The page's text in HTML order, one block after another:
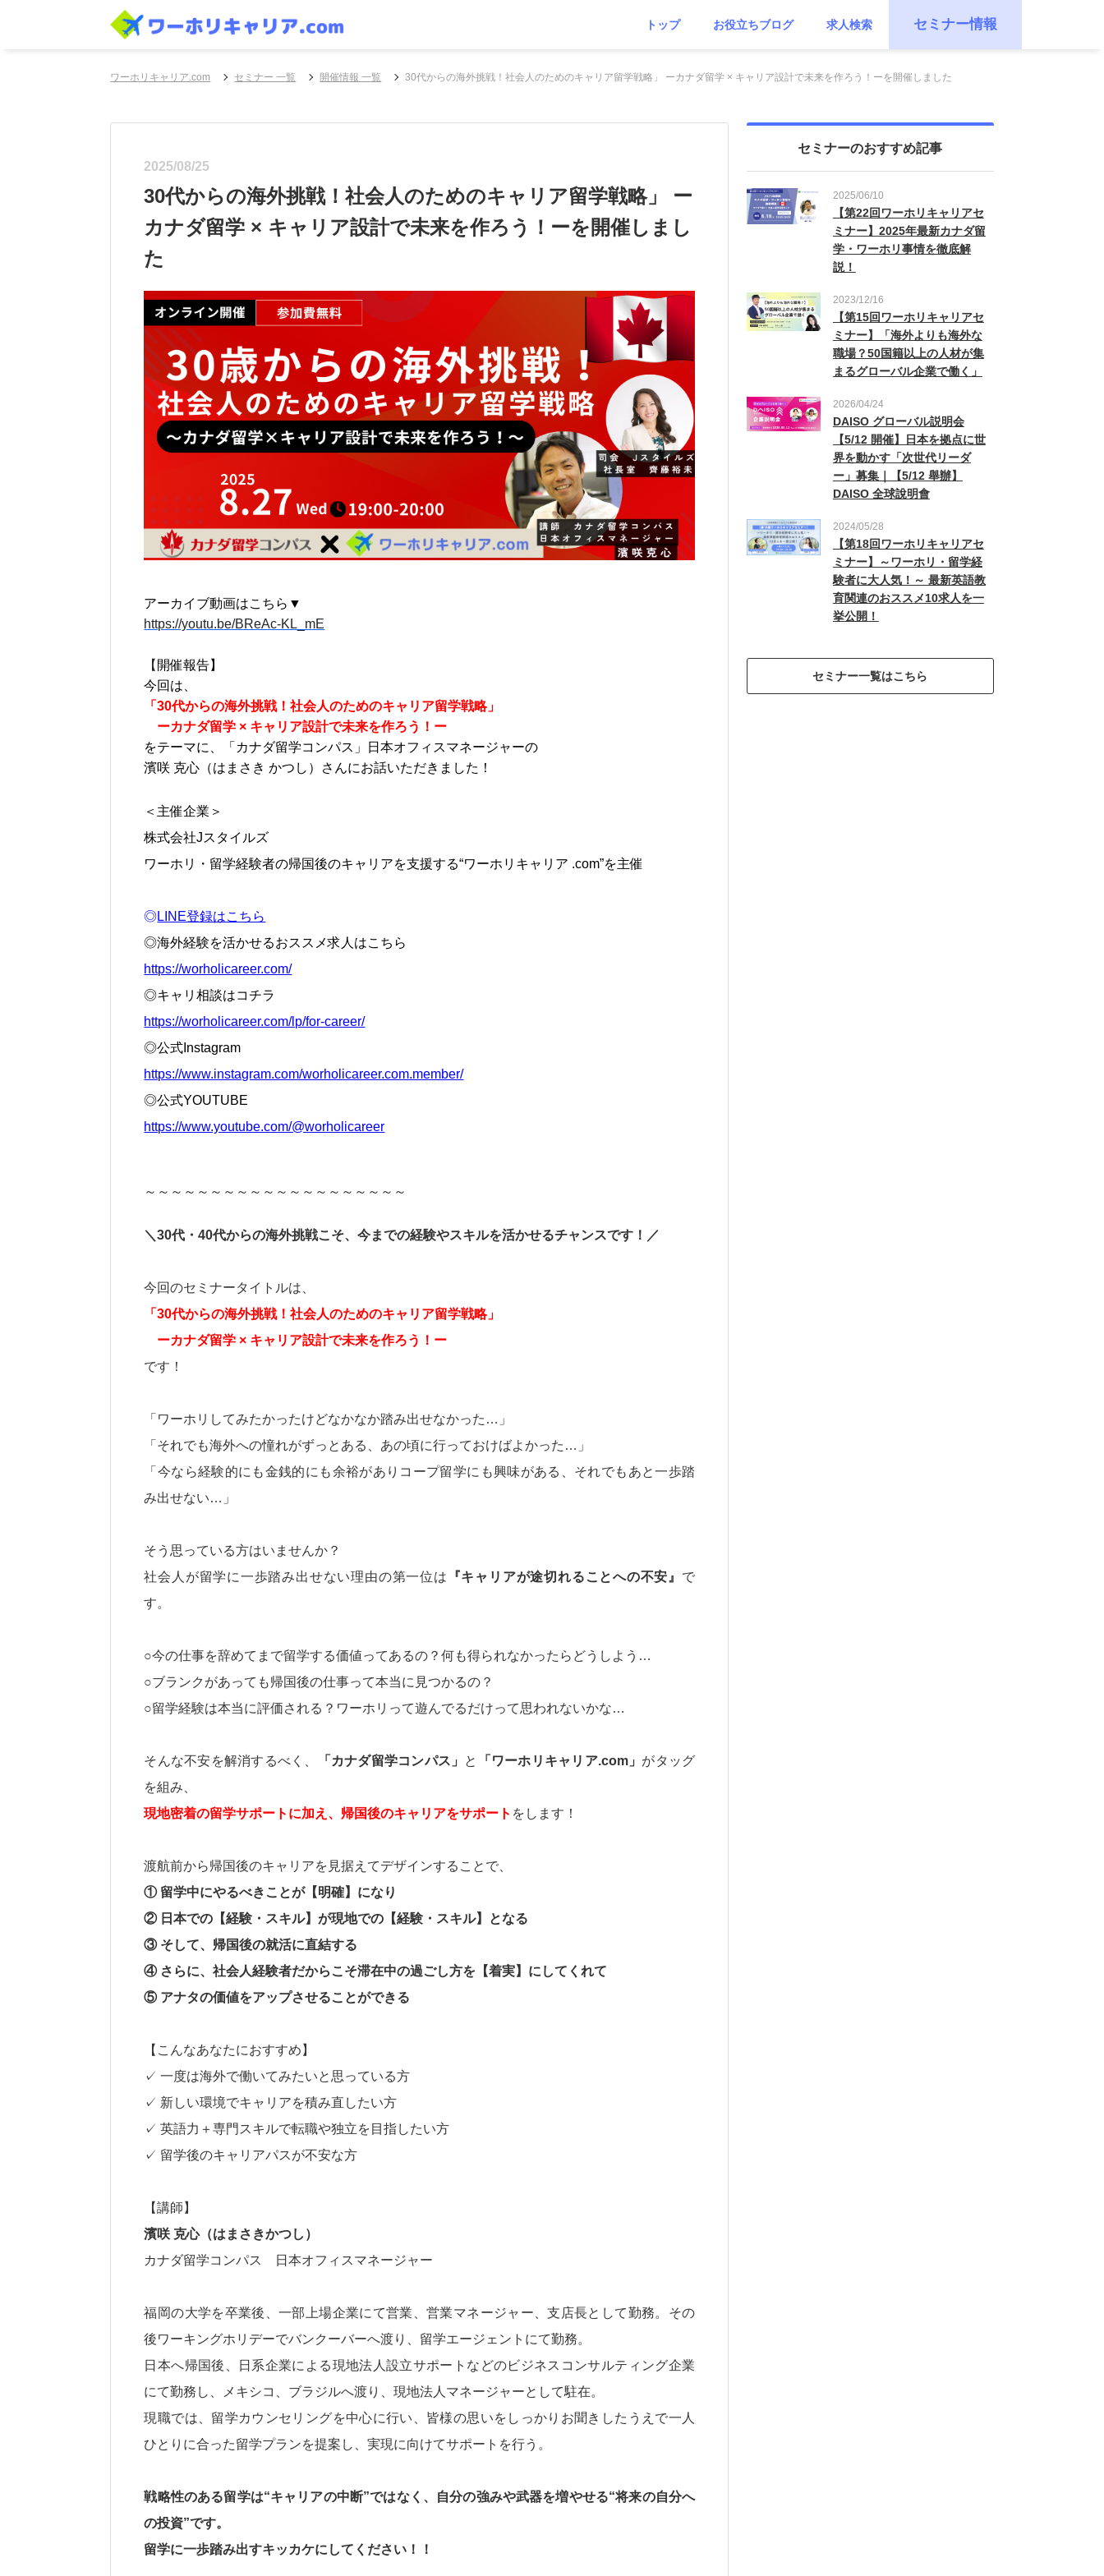
トップ お役立ちブログ 求人検索 セミナー情報
ワーホリキャリア.com セミナー 一覧 開催情報 一覧 30代からの海外挑戦！社会人のためのキャリア留学戦略」 ーカナダ留学 × キャリア設計で未来を作ろう！ーを開催しました
2025/08/25
30代からの海外挑戦！社会人のためのキャリア留学戦略」 ー
カナダ留学 × キャリア設計で未来を作ろう！ーを開催しまし
た
アーカイブ動画はこちら▼
https://youtu.be/BReAc-KL_mE
【 開催報告】
今回は、
「30代からの海外挑戦！社会人のためのキャリア留学戦略」
ーカナダ留学 × キャリア設計で未来を作ろう！ー
をテーマに、「カナダ留学コンパス」日本オフィスマネージャーの
濱咲 克心（はまさき かつし）さんにお話いただきました！
＜主催企業＞
株式会社Jスタイルズ
ワーホリ・留学経験者の帰国後のキャリアを支援する“ワーホリキャリア .com”を主催
◎LINE登録はこちら
◎海外経験を活かせるおススメ求人はこちら
https://worholicareer.com/
◎キャリ相談はコチラ
https://worholicareer.com/lp/for-career/
◎公式Instagram
https://www.instagram.com/worholicareer.com.member/
◎公式YOUTUBE
https://www.youtube.com/@worholicareer
～～～～～～～～～～～～～～～～～～～～
＼30代・40代からの海外挑戦こそ、今までの経験やスキルを活かせるチャンスです！／
今回のセミナータイトルは、
「30代からの海外挑戦！社会人のためのキャリア留学戦略」
ーカナダ留学 × キャリア設計で未来を作ろう！ー
です！
「ワーホリしてみたかったけどなかなか踏み出せなかった…」
「それでも海外への憧れがずっとある、あの頃に行っておけばよかった…」
「今なら経験的にも金銭的にも余裕がありコープ留学にも興味がある、それでもあと一歩踏
み出せない…」
そう思っている方はいませんか？
社会人が留学に一歩踏み出せない理由の第一位は 『キャリアが途切れることへの不安』 で
す。
○今の仕事を辞めてまで留学する価値ってあるの？何も得られなかったらどうしよう…
○ブランクがあっても帰国後の仕事って本当に見つかるの？
○留学経験は本当に評価される？ワーホリって遊んでるだけって思われないかな…
そんな不安を解消するべく、 「カナダ留学コンパス」 と 「ワーホリキャリア.com」 がタッグ
を組み、
現地密着の留学サポートに加え、帰国後のキャリアをサポート をします！
渡航前から帰国後のキャリアを見据えてデザインすることで、
① 留学中にやるべきことが【明確】になり
② 日本での【経験・スキル】が現地での【経験・スキル】となる
③ そして、帰国後の就活に直結する
④ さらに、社会人経験者だからこそ滞在中の過ごし方を【着実】にしてくれて
⑤ アナタの価値をアップさせることができる
【こんなあなたにおすすめ】
✓ 一度は海外で働いてみたいと思っている方
✓ 新しい環境でキャリアを積み直したい方
✓ 英語力＋専門スキルで転職や独立を目指したい方
✓ 留学後のキャリアパスが不安な方
【講師】
濱咲 克心（はまさきかつし）
カナダ留学コンパス 日本オフィスマネージャー
福岡の大学を卒業後、一部上場企業にて営業、営業マネージャー、支店長として勤務。その
後ワーキングホリデーでバンクーバーへ渡り、留学エージェントにて勤務。
日本へ帰国後、日系企業による現地法人設立サポートなどのビジネスコンサルティング企業
にて勤務し、メキシコ、ブラジルへ渡り、現地法人マネージャーとして駐在。
現職では、留学カウンセリングを中心に行い、皆様の思いをしっかりお聞きしたうえで一人
ひとりに合った留学プランを提案し、実現に向けてサポートを行う。
戦略性のある留学は“キャリアの中断”ではなく、自分の強みや武器を増やせる“将来の自分へ
の投資”です。
留学に一歩踏み出すキッカケにしてください！！
セミナーのおすすめ記事
2025/06/10
【第22回ワーホリキャリアセ
ミナー】2025年最新カナダ留
学・ワーホリ事情を徹底解
説！
2023/12/16
【第15回ワーホリキャリアセ
ミナー】「海外よりも海外な
職場？50国籍以上の人材が集
まるグローバル企業で働く」
2026/04/24
DAISO グローバル説明会
【5/12 開催】日本を拠点に世
界を動かす「次世代リーダ
ー」募集｜【5/12 舉辦】
DAISO 全球說明會
2024/05/28
【第18回ワーホリキャリアセ
ミナー】～ワーホリ・留学経
験者に大人気！～ 最新英語教
育関連のおススメ10求人を一
挙公開！
セミナー一覧はこちら